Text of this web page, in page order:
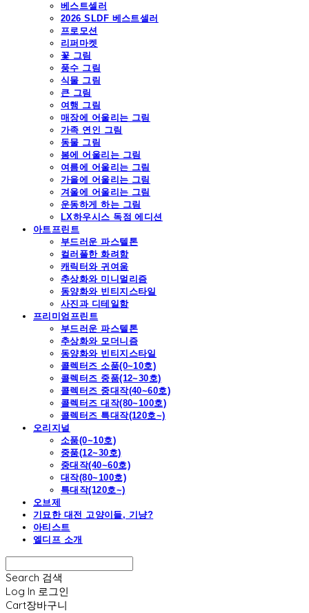
베스트셀러
2026 SLDF 베스트셀러
프로모션
리퍼마켓
꽃 그림
풍수 그림
식물 그림
큰 그림
여행 그림
매장에 어울리는 그림
가족 연인 그림
동물 그림
봄에 어울리는 그림
여름에 어울리는 그림
가을에 어울리는 그림
겨울에 어울리는 그림
운동하게 하는 그림
LX하우시스 독점 에디션
아트프린트
부드러운 파스텔톤
컬러풀한 화려함
캐릭터와 귀여움
추상화와 미니멀리즘
동양화와 빈티지스타일
사진과 디테일함
프리미엄프린트
부드러운 파스텔톤
추상화와 모더니즘
동양화와 빈티지스타일
콜렉터즈 소품(0~10호)
콜렉터즈 중품(12~30호)
콜렉터즈 중대작(40~60호)
콜렉터즈 대작(80~100호)
콜렉터즈 특대작(120호~)
오리지널
소품(0~10호)
중품(12~30호)
중대작(40~60호)
대작(80~100호)
특대작(120호~)
오브제
기묘한 대전 고양이들, 기냥?
아티스트
엘디프 소개
Search 검색
Log In 로그인
Cart장바구니